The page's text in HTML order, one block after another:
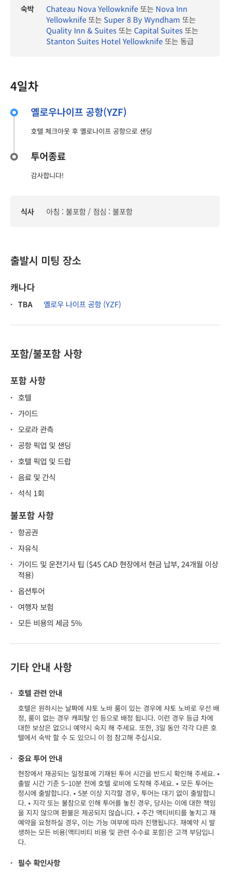
숙박 Chateau Nova Yellowknife또는 Nova Inn
Yellowknife또는 Super 8 By Wyndham 또는
Quality Inn & Suites또는Capital Suites또는
Stanton Suites Hotel Yellowknife또는 동급
4일차
옐로우나이프 공항(YZF)
호텔 체크아웃 후 옐로나이프 공항으로 샌딩
투어종료
감사합니다!
식사 아침 : 불포함 / 점심 : 불포함
출발시 미팅 장소
캐나다
· TBA 옐로우 나이프 공항 (YZF)
포함/불포함 사항
포함 사항
· 호텔
· 가이드
· 오로라 관측
· 공항 픽업 및 샌딩
· 호텔 픽업 및 드랍
· 음료 및 간식
· 석식 1회
불포함 사항
· 항공권
· 자유식
· 가이드 및 운전기사 팁 ($45 CAD 현장에서 현금 납부, 24개월 이상
적용)
· 옵션투어
· 여행자 보험
· 모든 비용의 세금 5%
기타 안내 사항
· 호텔 관련 안내
호텔은 원하시는 날짜에 샤토 노바 룸이 있는 경우에 샤토 노바로 우선 배
정, 룸이 없는 경우 캐피탈 인 등으로 배정 됩니다. 이런 경우 등급 차에
대한 보상은 없으니 예약시 숙지 해 주세요. 또한, 3일 동안 각각 다른 호
텔에서 숙박 할 수 도 있으니 이 점 참고해 주십시요.
· 중요 투어 안내
현장에서 재공되는 일정표에 기재된 투어 시간을 반드시 확인해 주세요. •
출발 시간 기준 5–10분 전에 호텔 로비에 도착해 주세요. • 모든 투어는
정시에 출발합니다. • 5분 이상 지각할 경우, 투어는 대기 없이 출발합니
다. • 지각 또는 불참으로 인해 투어를 놓친 경우, 당사는 이에 대한 책임
을 지지 않으며 환불은 제공되지 않습니다. • 주간 액티비티를 놓치고 재
예약을 요청하실 경우, 이는 가능 여부에 따라 진행됩니다. 재예약 시 발
생하는 모든 비용(액티비티 비용 및 관련 수수료 포함)은 고객 부담입니
다.
· 필수 확인사항